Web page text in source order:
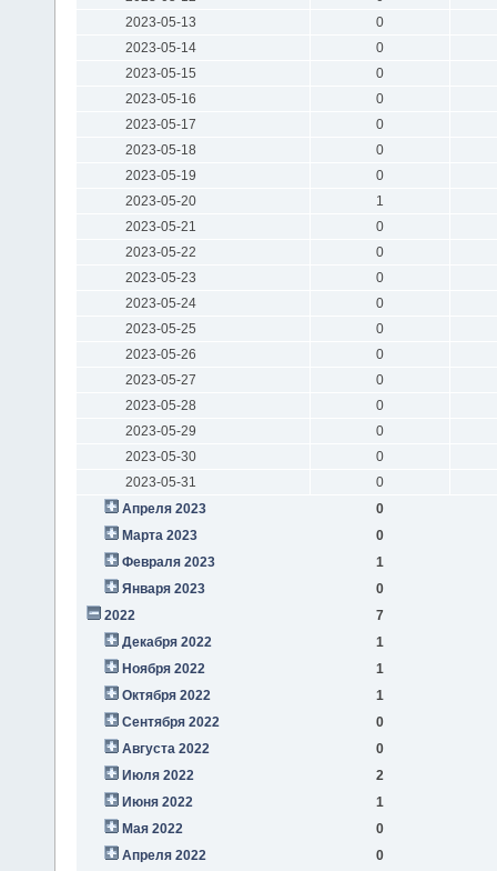
2023-05-13
0
2023-05-14
0
2023-05-15
0
2023-05-16
0
2023-05-17
0
2023-05-18
0
2023-05-19
0
2023-05-20
1
2023-05-21
0
2023-05-22
0
2023-05-23
0
2023-05-24
0
2023-05-25
0
2023-05-26
0
2023-05-27
0
2023-05-28
0
2023-05-29
0
2023-05-30
0
2023-05-31
0
Апреля 2023
0
Марта 2023
0
Февраля 2023
1
Января 2023
0
2022
7
Декабря 2022
1
Ноября 2022
1
Октября 2022
1
Сентября 2022
0
Августа 2022
0
Июля 2022
2
Июня 2022
1
Мая 2022
0
Апреля 2022
0